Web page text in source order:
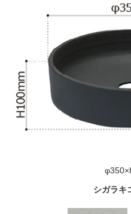
シガラキ